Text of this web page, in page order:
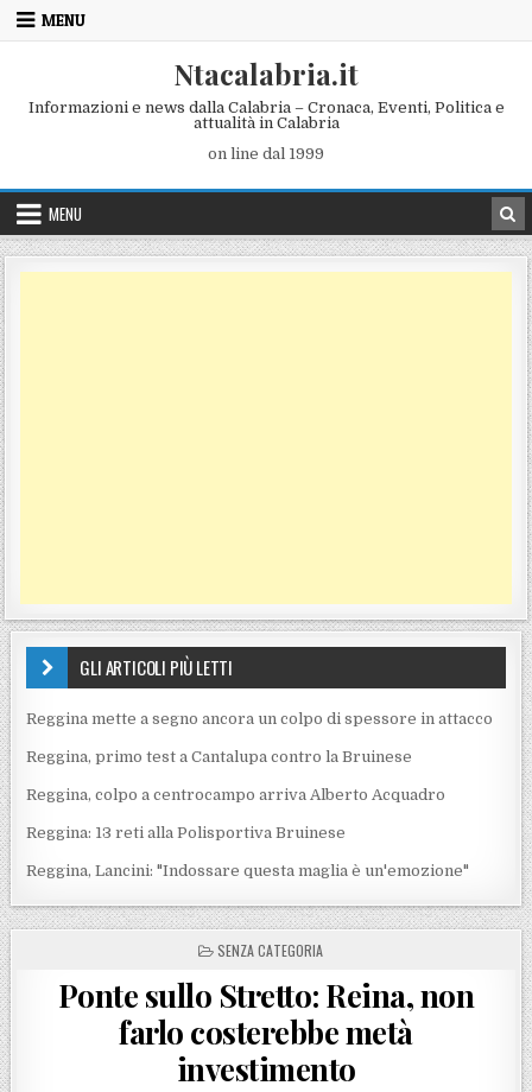
Skip to content
MENU
Ntacalabria.it
Informazioni e news dalla Calabria – Cronaca, Eventi, Politica e
attualità in Calabria
on line dal 1999
MENU
GLI ARTICOLI PIÙ LETTI
Reggina mette a segno ancora un colpo di spessore in attacco
Reggina, primo test a Cantalupa contro la Bruinese
Reggina, colpo a centrocampo arriva Alberto Acquadro
Reggina: 13 reti alla Polisportiva Bruinese
Reggina, Lancini: "Indossare questa maglia è un'emozione"
POSTED IN
SENZA CATEGORIA
Ponte sullo Stretto: Reina, non
farlo costerebbe metà
investimento